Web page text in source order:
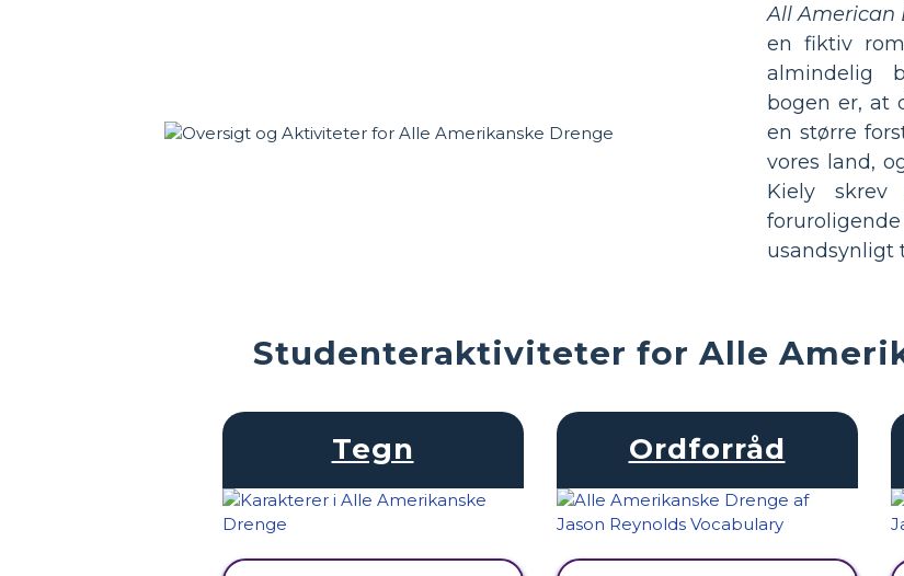
All American
en fiktiv
almindelig
bogen er, at
en større
vores land,
Kiely
usandsynligt
Studenteraktiviteter for Alle
Tegn Ordforråd